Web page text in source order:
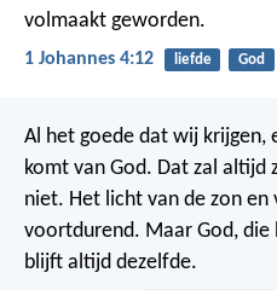
volmaakt geworden.
1 Johannes 4:12 liefde God
Al het goede dat wij krijgen,
komt van God. Dat zal altijd
niet. Het licht van de zon
voortdurend. Maar God,
blijft altijd dezelfde.